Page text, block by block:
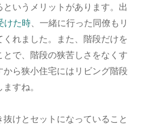
いうメリットがあります。出
けた時、一緒に行った同僚もリ
れました。また、階段だけを
で、階段の狭苦しさをなくす
ら狭小住宅にはリビング階段
すね。
けとセットになっていること